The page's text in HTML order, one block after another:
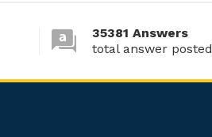
35381 Answers
total answer posted